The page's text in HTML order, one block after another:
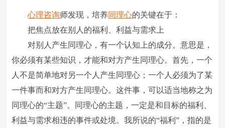
心理咨询师发现，培养同理心的关键在于：
把焦点放在别人的福利、利益与需求上
对别人产生同理心，有一个认知上的成分。意思是，
你必须有某些知识，才能和对方产生同理心。首先，一个
人不是简单地对另一个人产生同理心；一个人必须为了某
一件事而和对方产生同理心。这件事，可以适当地称之为
同理心的“主题”。同理心的主题，一定是和目标的福利、
利益与需求相违的事件或处境。我所说的“福利”，指的是